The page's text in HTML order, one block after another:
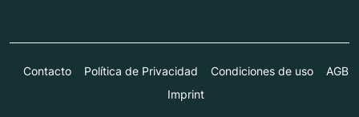
Contacto Política de Privacidad Condiciones de uso
AGB
Imprint